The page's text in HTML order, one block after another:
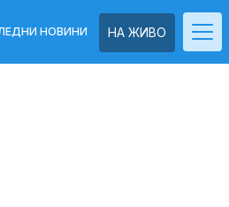
НА ЖИВО
НОВИНИ